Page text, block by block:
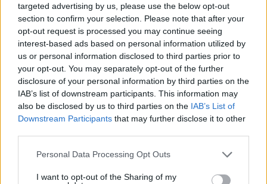
targeted advertising by us, please use the below opt-out
section to confirm your selection. Please note that after your
opt-out request is processed you may continue seeing
interest-based ads based on personal information utilized by
us or personal information disclosed to third parties prior to
your opt-out. You may separately opt-out of the further
disclosure of your personal information by third parties on the
IAB’s list of downstream participants. This information may
also be disclosed by us to third parties on the IAB’s List of
Downstream Participants that may further disclose it to other
Please note that this website/app uses one or more Google
not limited to your visit or usage behaviour. You may click to
Personal Data Processing Opt Outs
I want to opt-out of the Sharing of my
ΡΟΗ ΕΙΔΗΣΕΩΝ
Ειδήσεις Δημοφιλή Σχολιασμένα
Του Σωτήρος μυρίζει τηγανητό ψάρι και γλυκαίνουν τα
πρώτα σταφύλια. Τι λέει η παράδοση
πριν 7 λεπτά
Τα fragrance mist που φοράω ξανά και ξανά κατά τη
διάρκεια του καλοκαιριού
κλάματα στο BBC: Γονατίζω και ικετεύω για τη ζωή
πριν 7 λεπτά